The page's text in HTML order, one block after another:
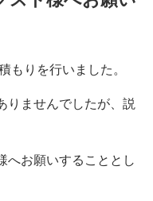
もりを行いました。
りませんでしたが、説
へお願いすることとし